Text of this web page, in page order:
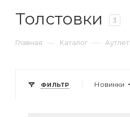
Толстовки 3
Главная — Каталог — Аутлет
ФИЛЬТР Новинки